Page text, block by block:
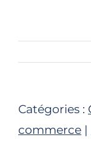
Catégories :
commerce|